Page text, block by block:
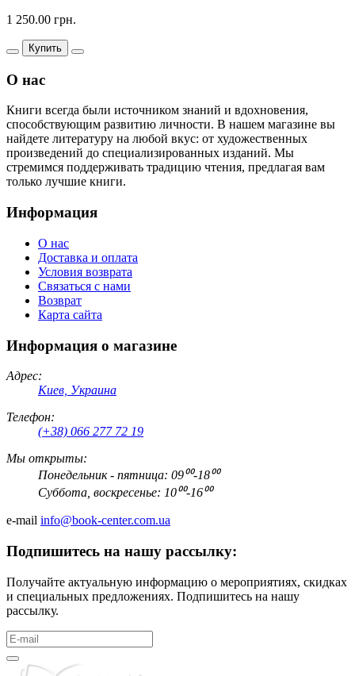
1 250.00 грн.
Купить
О нас
Книги всегда были источником знаний и вдохновения,
способствующим развитию личности. В нашем магазине вы
найдете литературу на любой вкус: от художественных
произведений до специализированных изданий. Мы
стремимся поддерживать традицию чтения, предлагая вам
только лучшие книги.
Информация
О нас
Доставка и оплата
Условия возврата
Связаться с нами
Возврат
Карта сайта
Информация о магазине
Адрес:
Киев, Украина
Телефон:
(+38) 066 277 72 19
Мы открыты:
Понедельник - пятница: 09⁰⁰-18⁰⁰
Суббота, воскресенье: 10⁰⁰-16⁰⁰
e-mail info@book-center.com.ua
Подпишитесь на нашу рассылку:
Получайте актуальную информацию о мероприятиях, скидках
и специальных предложениях. Подпишитесь на нашу
рассылку.